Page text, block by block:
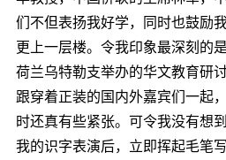
们不但表扬我好学，同时也鼓励
更上一层楼。令我印象最深刻的
荷兰乌特勒支举办的华文教育研
跟穿着正装的国内外嘉宾们一起
时还真有些紧张。可令我没有想
我的识字表演后，立即挥起毛笔写